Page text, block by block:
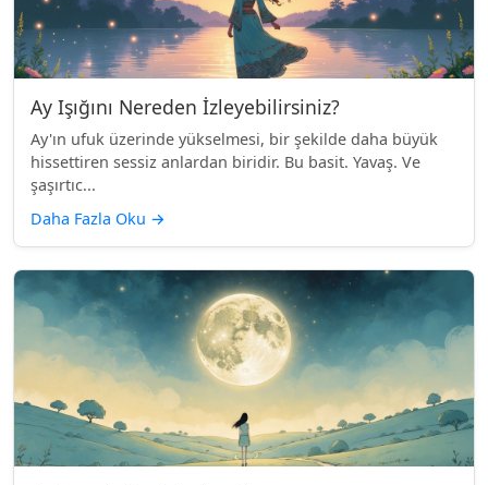
Ay Işığını Nereden İzleyebilirsiniz?
Ay'ın ufuk üzerinde yükselmesi, bir şekilde daha büyük
hissettiren sessiz anlardan biridir. Bu basit. Yavaş. Ve
şaşırtıc...
Daha Fazla Oku →